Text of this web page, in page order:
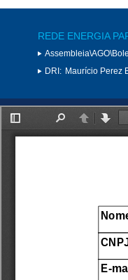
REDE ENERGIA
DRI: Maurício Perez